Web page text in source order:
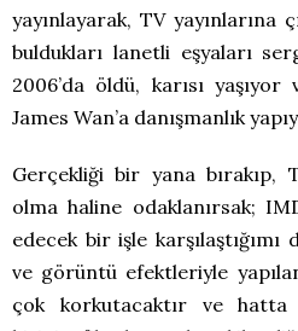
yayınlayarak, TV yayınlarına
buldukları lanetli eşyaları
2006’da öldü, karısı
James Wan’a danışmanlık
Gerçekliği bir yana bırakıp,
olma haline odaklanırsak;
edecek bir işle
ve görüntü efektleriyle
çok korkutacaktır ve hatta